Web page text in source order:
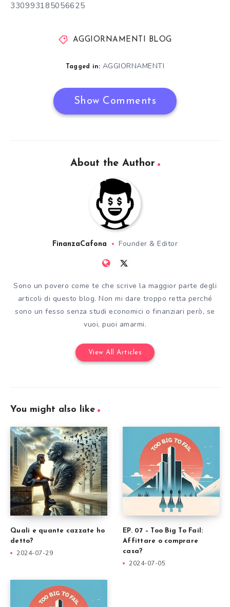
330993185056625
AGGIORNAMENTI BLOG
Tagged in: AGGIORNAMENTI
Show Comments
About the Author
FinanzaCafona Founder & Editor
Sono un povero come te che scrive la maggior parte degli
articoli di questo blog. Non mi dare troppo retta perché
sono un fesso senza studi economici o finanziari però, se
vuoi, puoi amarmi.
View All Articles
You might also like
Quali e quante cazzate ho
detto?
2024-07-29
EP. 07 – Too Big To Fail:
Affittare o comprare
casa?
2024-07-05